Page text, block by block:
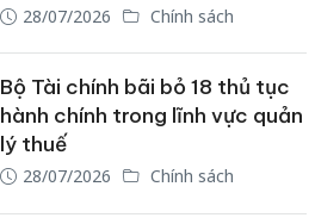
28/07/2026 Chính sách
Bộ Tài chính bãi bỏ 18 thủ tục
hành chính trong lĩnh vực quản
lý thuế
28/07/2026 Chính sách